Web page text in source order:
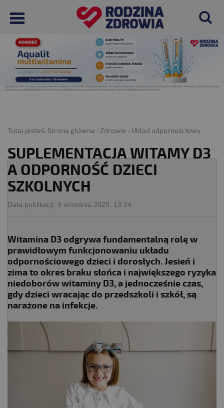
Tutaj jesteś: Strona główna › Zdrowie › Układ odpornościowy
SUPLEMENTACJA WITAMY D3
A ODPORNOŚĆ DZIECI
SZKOLNYCH
Data publikacji: 9 września 2025, 13:24
Witamina D3 odgrywa fundamentalną rolę w
prawidłowym funkcjonowaniu układu
odpornościowego dzieci i dorosłych. Jesień i
zima to okres braku słońca i największego ryzyka
niedoborów witaminy D3, a jednocześnie czas,
gdy dzieci wracając do przedszkoli i szkół, są
narażone na infekcje.